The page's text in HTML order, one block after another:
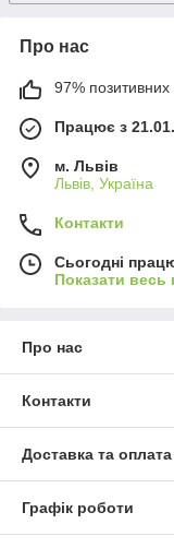
Про нас
97% позитивних
Працює з
м. Львів
Львів, Україна
Контакти
Сьогодні
Показати весь
Про нас
Контакти
Доставка та оплата
Графік роботи